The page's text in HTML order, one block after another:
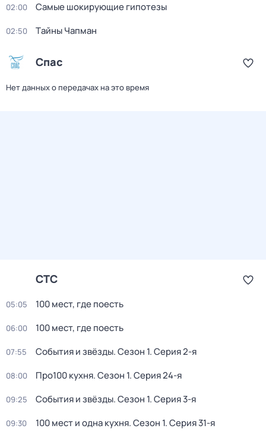
02:00 Самые шoкиpующие гипотезы
02:50 Тaйны Чапман
Спас
Нет данных о передачах на это время
СТС
05:05 100 мест, где поесть
06:00 100 мест, где поесть
07:55 События и звёзды. Сезон 1. Серия 2-я
08:00 Про100 кухня. Сезон 1. Серия 24-я
09:25 События и звёзды. Сезон 1. Серия 3-я
09:30 100 мест и одна кухня. Сезон 1. Серия 31-я